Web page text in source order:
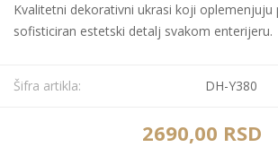
Kvalitetni dekorativni ukrasi koji
sofisticiran estetski detalj svakom enterijeru.
Šifra artikla: DH-Y380
2690,00 RSD